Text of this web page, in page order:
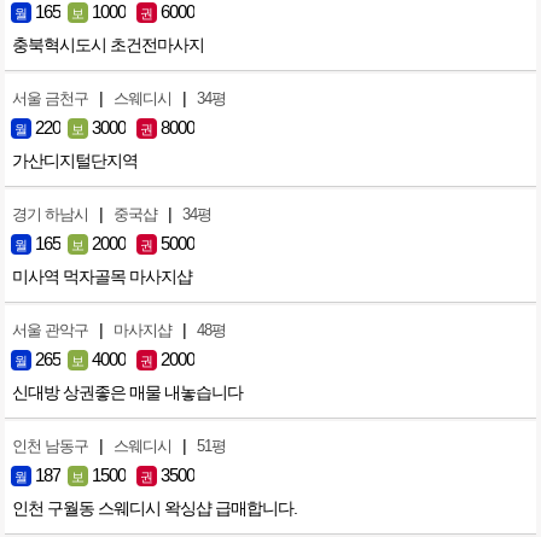
월 165 보 1000 권 6000
충북혁시도시 초건전마사지
서울 금천구 | 스웨디시 | 34평
월 220 보 3000 권 8000
가산디지털단지역
경기 하남시 | 중국샵 | 34평
월 165 보 2000 권 5000
미사역 먹자골목 마사지샵
서울 관악구 | 마사지샵 | 48평
월 265 보 4000 권 2000
신대방 상권좋은 매물 내놓습니다
인천 남동구 | 스웨디시 | 51평
월 187 보 1500 권 3500
인천 구월동 스웨디시 왁싱샵 급매합니다.